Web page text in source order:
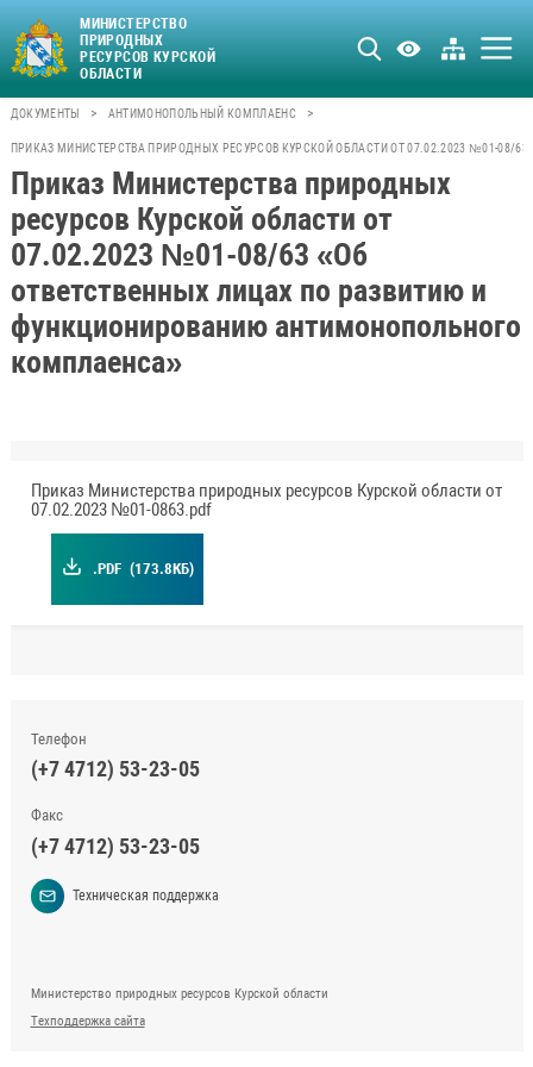
МИНИСТЕРСТВО
ПРИРОДНЫХ
РЕСУРСОВ КУРСКОЙ
ОБЛАСТИ
ДОКУМЕНТЫ > АНТИМОНОПОЛЬНЫЙ КОМПЛАЕНС >
ПРИКАЗ МИНИСТЕРСТВА ПРИРОДНЫХ РЕСУРСОВ КУРСКОЙ ОБЛАСТИ ОТ 07.02.2023 №01-
Приказ Министерства природных
ресурсов Курской области от
07.02.2023 №01-08/63 «Об
ответственных лицах по развитию и
функционированию антимонопольного
комплаенса»
Приказ Министерства природных ресурсов Курской области от
07.02.2023 №01-0863.pdf
.PDF (173.8КБ)
Телефон
(+7 4712) 53-23-05
Факс
(+7 4712) 53-23-05
Техническая поддержка
Министерство природных ресурсов Курской области
Техподдержка сайта